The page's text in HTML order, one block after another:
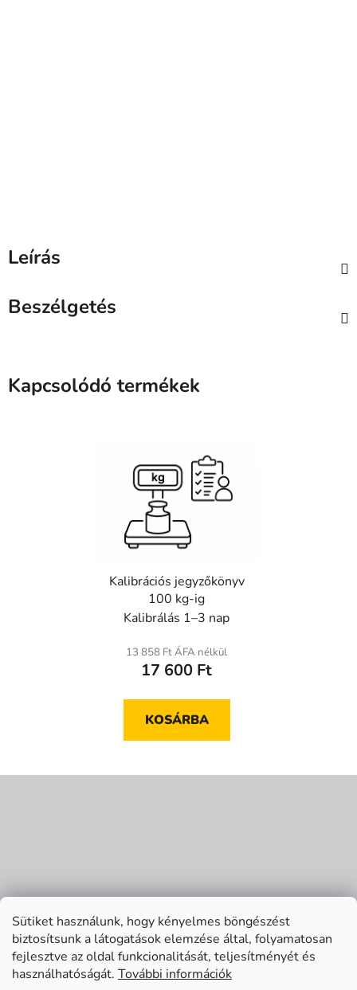
Sütiket használunk, hogy kényelmes böngészést
biztosítsunk a látogatások elemzése által, folyamatosan
fejlesztve az oldal funkcionalitását, teljesítményét és
használhatóságát. További információk
Leírás
Beszélgetés
Kapcsolódó termékek
Kalibrációs jegyzőkönyv
100 kg-ig
Kalibrálás 1–3 nap
13 858 Ft ÁFA nélkül
17 600 Ft
KOSÁRBA
c